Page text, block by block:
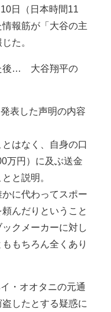
日（日本時間11
報筋が「大谷の主
た。
後… 大谷翔平の
表した声明の内容
はなく、自身の口
万円）に及ぶ送金
と説明。
かに代わってスポー
んだりということ
クメーカーに対し
もちろん全くあり
・オオタニの元通
したとする疑惑に